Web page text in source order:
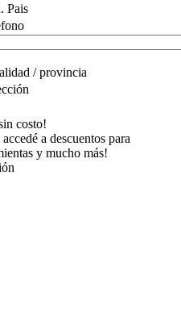
Pais
/ provincia
costo!
a descuentos para
y mucho más!